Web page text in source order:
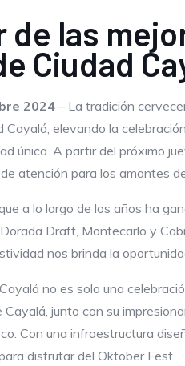
las
Ciudad
2024– La tradición
elevando la
única. A partir del próximo
atención para los amantes
a lo largo de los años ha
Draft, Montecarlo y
nos brinda la
no es solo una
junto con su
Con una infraestructura
disfrutar del Oktober Fest.